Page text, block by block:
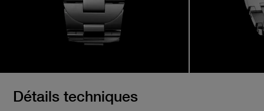
Détails techniques